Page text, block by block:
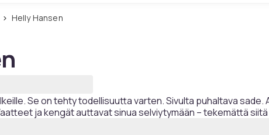
Helly Hansen
Se on tehty todellisuutta varten. Sivulta puhaltava
ja kengät auttavat sinua selviytymään – tekemättä